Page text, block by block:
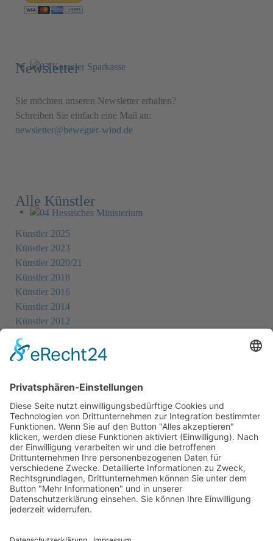
Newsletter
Sie möchten unseren Newsletter erhalten?
Schreiben Sie einfach eine Mail an:
newsletter@bewegter-wind.de
Alle Künstler
Künstler 2025
Künstler 2023
Künstler 2020/21
Künstler 2018
Künstler 2016
Künstler 2014
Künstler 2012
Künstler 2010
Künstler 2008
Künstler 2004
Alle Ausstellungsorte
Cookie-Einstellungen